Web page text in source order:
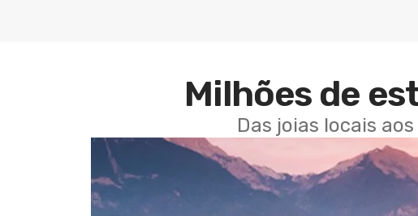
Milhões de
Das joias locais